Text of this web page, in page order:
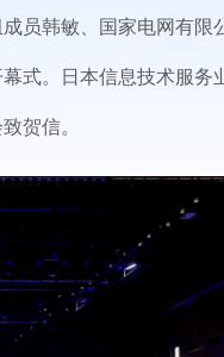
员韩敏、国家电网有限
式。日本信息技术服务
贺信。